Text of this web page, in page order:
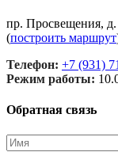
пр. Просвещения,
(построить маршрут
Телефон: +7 (931)
Режим работы:
Обратная связь